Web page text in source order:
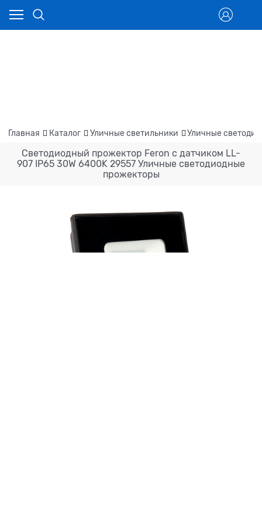
Главная Каталог Уличные светильники Уличные
Светодиодный прожектор Feron с датчиком LL-
907 IP65 30W 6400K 29557 Уличные светодиодные
прожекторы